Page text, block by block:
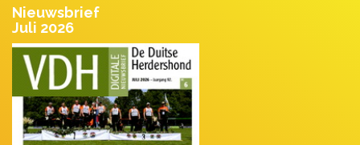
Nieuwsbrief
Juli 2026